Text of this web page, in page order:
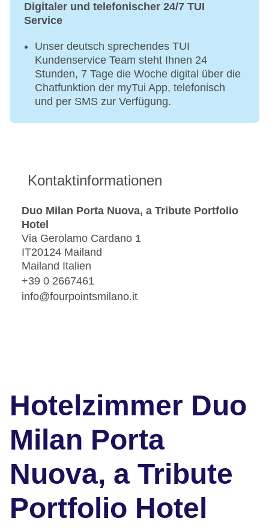
Digitaler und telefonischer 24/7 TUI
Service
Unser deutsch sprechendes TUI
Kundenservice Team steht Ihnen 24
Stunden, 7 Tage die Woche digital über die
Chatfunktion der myTui App, telefonisch
und per SMS zur Verfügung.
Kontaktinformationen
Duo Milan Porta Nuova, a Tribute Portfolio
Hotel
Via Gerolamo Cardano 1
IT20124 Mailand
Mailand Italien
+39 0 2667461
info@fourpointsmilano.it
Hotelzimmer Duo
Milan Porta
Nuova, a Tribute
Portfolio Hotel